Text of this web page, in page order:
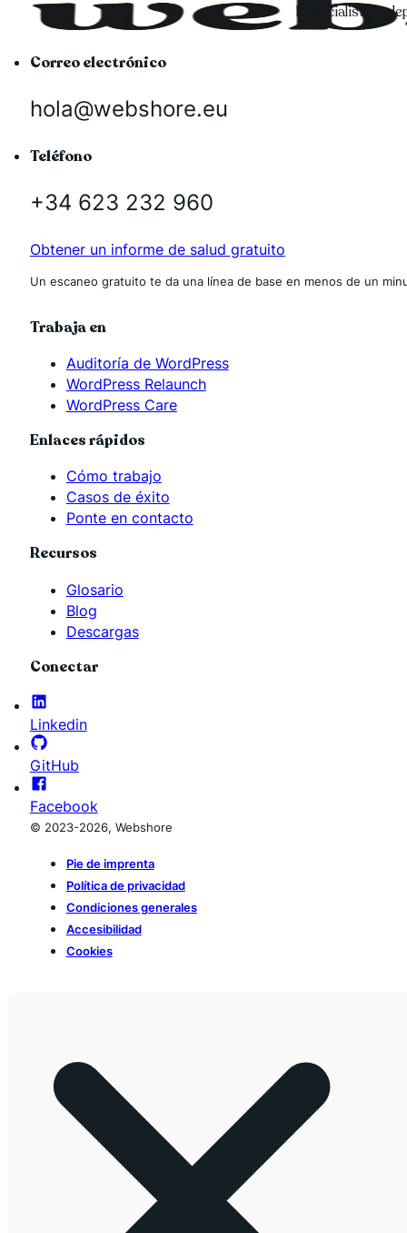
Especialista
Correo electrónico
hola@webshore.eu
Teléfono
+34 623 232 960
Obtener un informe de salud gratuito
Un escaneo gratuito te da una línea de base en menos de un
Trabaja en
Auditoría de WordPress
WordPress Relaunch
WordPress Care
Enlaces rápidos
Cómo trabajo
Casos de éxito
Ponte en contacto
Recursos
Glosario
Blog
Descargas
Conectar
Linkedin
GitHub
Facebook
© 2023-2026, Webshore
Pie de imprenta
Política de privacidad
Condiciones generales
Accesibilidad
Cookies